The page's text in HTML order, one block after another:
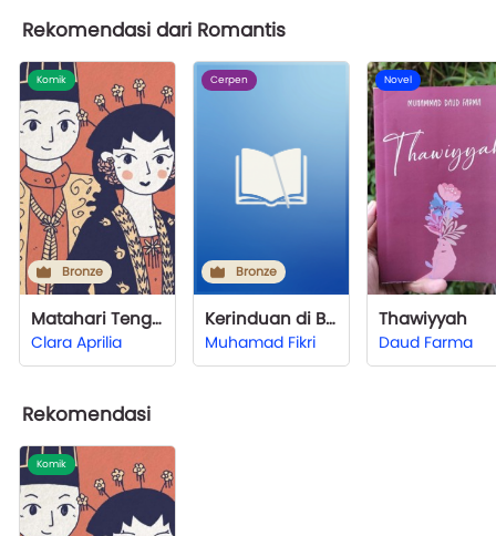
Rekomendasi dari Romantis
Komik
Bronze
Matahari Tengah Malam
Clara Aprilia
Cerpen
Bronze
Kerinduan di Balik Senja
Muhamad Fikri
Novel
Thawiyyah
Daud Farma
Rekomendasi
Komik